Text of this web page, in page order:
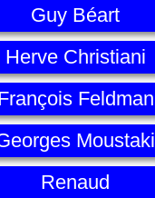
Guy Béart
Herve Christiani
Feldman
Moustaki
Renaud